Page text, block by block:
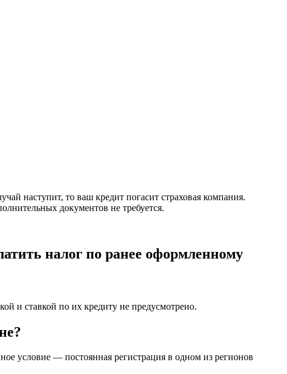
наступит, то ваш кредит погасит страховая компания.
документов не требуется.
налог по ранее оформленному
и ставкой по их кредиту не предусмотрено.
условие — постоянная регистрация в одном из регионов